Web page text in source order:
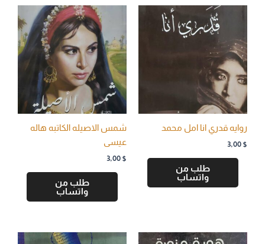
روايه قدري انا امل محمد
3,00 $
طلب من
واتساب
شمس الاصيله الكاتبه هاله
عيسى
3,00 $
طلب من
واتساب